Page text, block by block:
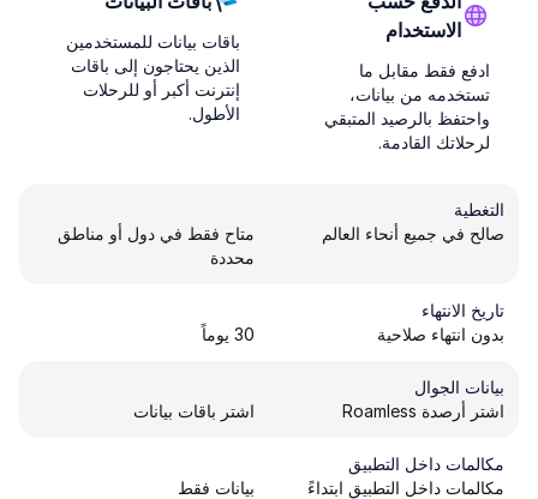
الاستخدام
ادفع فقط مقابل ما
تستخدمه من بيانات،
واحتفظ بالرصيد المتبقي
لرحلاتك القادمة.
باقات بيانات للمستخدمين
الذين يحتاجون إلى باقات
إنترنت أكبر أو للرحلات
الأطول.
التغطية
صالح في جميع أنحاء العالم
متاح فقط في دول أو مناطق
محددة
تاريخ الانتهاء
بدون انتهاء صلاحية
30 يوماً
بيانات الجوال
اشتر أرصدة Roamless
اشتر باقات بيانات
مكالمات داخل التطبيق
مكالمات داخل التطبيق ابتداءً
بيانات فقط